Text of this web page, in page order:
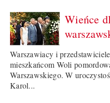
Wieńce
Warszawiacy i
mieszkańcom Woli
Warszawskiego. W
Karol...